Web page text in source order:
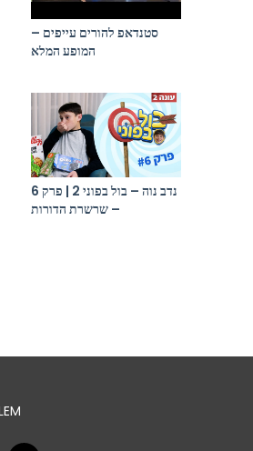
סטנדאפ להורים עייפים –
המופע המלא
נדב נוה – בול בפוני 2 | פרק 6
– שרשרת הדורות